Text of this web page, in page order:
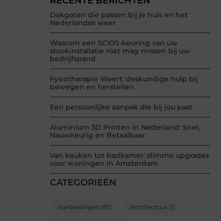
Dakgoten die passen bij je huis en het
Nederlandse weer
Waarom een SCIOS-keuring van uw
stookinstallatie niet mag missen bij uw
bedrijfspand
Fysiotherapie Weert: deskundige hulp bij
bewegen en herstellen
Een persoonlijke aanpak die bij jou past
Aluminium 3D Printen in Nederland: Snel,
Nauwkeurig en Betaalbaar
Van keuken tot badkamer: slimme upgrades
voor woningen in Amsterdam
CATEGORIEËN
Aanbiedingen (97) Architectuur (1)